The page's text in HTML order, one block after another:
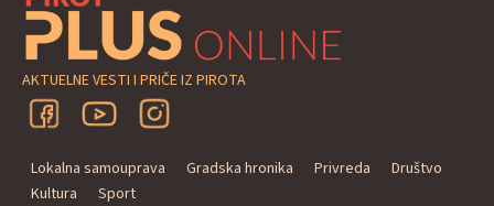
AKTUELNE VESTI I PRIČE IZ PIROTA
Lokalna samouprava Gradska hronika Privreda
Društvo
Kultura
Sport